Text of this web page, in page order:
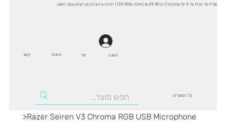
שליח עד הבית עד 5 ימי עסקים! | רק 29.90 ₪ (אילת: 59.90₪) | ייתכנו עיכובים בקו הצפון עקב המצב.
חשבון סל קשר החנות
כל המוצרים
>Razer Seiren V3 Chroma RGB USB Microphone